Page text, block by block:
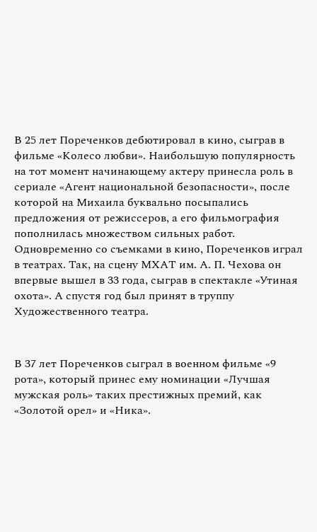
В 25 лет Пореченков дебютировал в кино, сыграв в
фильме «Колесо любви». Наибольшую популярность
на тот момент начинающему актеру принесла роль в
сериале «Агент национальной безопасности», после
которой на Михаила буквально посыпались
предложения от режиссеров, а его фильмография
пополнилась множеством сильных работ.
Одновременно со съемками в кино, Пореченков играл
в театрах. Так, на сцену МХАТ им. А. П. Чехова он
впервые вышел в 33 года, сыграв в спектакле «Утиная
охота». А спустя год был принят в труппу
Художественного театра.
В 37 лет Пореченков сыграл в военном фильме «9
рота», который принес ему номинации «Лучшая
мужская роль» таких престижных премий, как
«Золотой орел» и «Ника».